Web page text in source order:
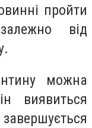
пройти
від
можна
виявиться